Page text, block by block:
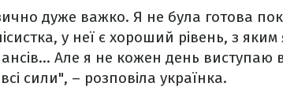
дуже важко. Я не була готова
у неї є хороший рівень, з
Але я не кожен день виступаю
сили", – розповіла українка.